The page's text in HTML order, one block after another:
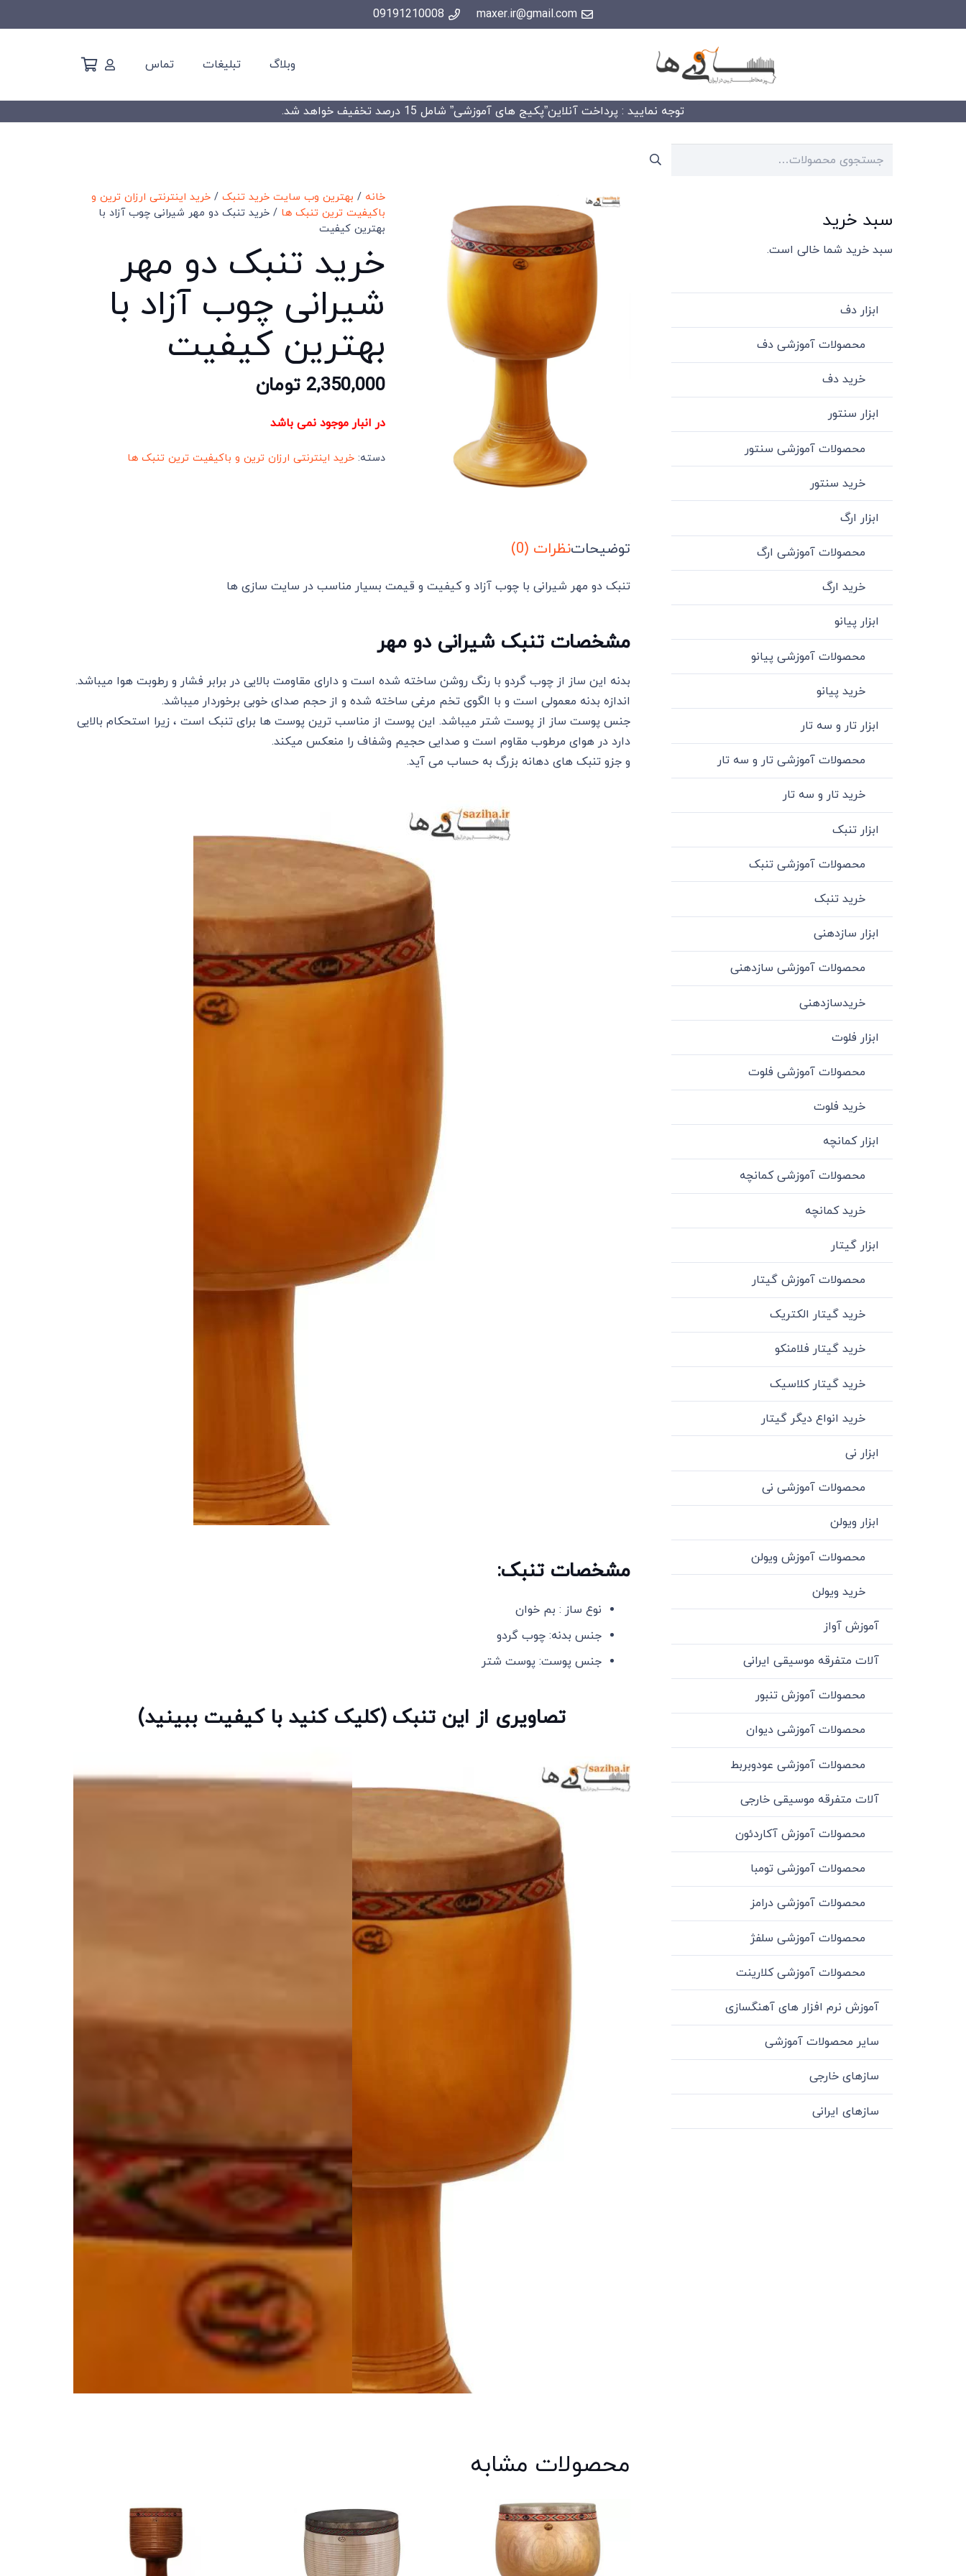
maxer.ir@gmail.com
09191210008
وبلاگ تبلیغات تماس
توجه نمایید : پرداخت آنلاین”پکیج های آموزشی” شامل 15 درصد تخفیف خواهد شد.
خانه / بهترین وب سایت خرید تنبک/ خرید اینترنتی ارزان ترین و
باکیفیت ترین تنبک ها / خرید تنبک دو مهر شیرانی چوب آزاد با
بهترین کیفیت
خرید تنبک دو مهر
شیرانی چوب آزاد با
بهترین کیفیت
2,350,000 تومان
در انبار موجود نمی باشد
دسته: خرید اینترنتی ارزان ترین و باکیفیت ترین تنبک ها
توضیحاتنظرات (0)
تنبک دو مهر شیرانی با چوب آزاد و کیفیت و قیمت بسیار مناسب در سایت سازی ها
مشخصات تنبک شیرانی دو مهر
بدنه این ساز از چوب گردو با رنگ روشن ساخته شده است و دارای مقاومت بالایی در برابر فشار و رطوبت هوا میباشد.
اندازه بدنه معمولی است و با الگوی تخم مرغی ساخته شده و از حجم صدای خوبی برخوردار میباشد.
جنس پوست ساز از پوست شتر میباشد. این پوست از مناسب ترین پوست ها برای تنبک است ، زیرا استحکام بالایی
دارد در هوای مرطوب مقاوم است و صدایی حجیم وشفاف را منعکس میکند.
و جزو تنبک های دهانه بزرگ به حساب می آید.
مشخصات تنبک:
نوع ساز : بم خوان
جنس بدنه: چوب گردو
جنس پوست: پوست شتر
تصاویری از این تنبک (کلیک کنید با کیفیت ببینید)
محصولات مشابه
جستجو
سبد خرید
سبد خرید شما خالی است.
ابزار دف
محصولات آموزشی دف
خرید دف
ابزار سنتور
محصولات آموزشی سنتور
خرید سنتور
ابزار ارگ
محصولات آموزشی ارگ
خرید ارگ
ابزار پیانو
محصولات آموزشی پیانو
خرید پیانو
ابزار تار و سه تار
محصولات آموزشی تار و سه تار
خرید تار و سه تار
ابزار تنبک
محصولات آموزشی تنبک
خرید تنبک
ابزار سازدهنی
محصولات آموزشی سازدهنی
خریدسازدهنی
ابزار فلوت
محصولات آموزشی فلوت
خرید فلوت
ابزار کمانچه
محصولات آموزشی کمانچه
خرید کمانچه
ابزار گیتار
محصولات آموزش گیتار
خرید گیتار الکتریک
خرید گیتار فلامنکو
خرید گیتار کلاسیک
خرید انواع دیگر گیتار
ابزار نی
محصولات آموزشی نی
ابزار ویولن
محصولات آموزش ویولن
خرید ویولن
آموزش آواز
آلات متفرقه موسیقی ایرانی
محصولات آموزش تنبور
محصولات آموزشی دیوان
محصولات آموزشی عودوبربط
آلات متفرقه موسیقی خارجی
محصولات آموزش آکاردئون
محصولات آموزشی تومبا
محصولات آموزشی درامز
محصولات آموزشی سلفژ
محصولات آموزشی کلارینت
آموزش نرم افزار های آهنگسازی
سایر محصولات آموزشی
سازهای خارجی
سازهای ایرانی